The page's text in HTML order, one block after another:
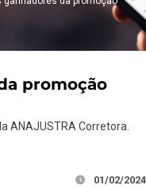
promoção
ANAJUSTRA Corretora.
01/02/2024